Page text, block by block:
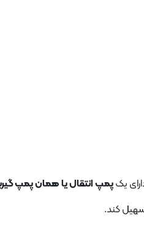
یکپمپ انتقال یا همان پمپ
کند.